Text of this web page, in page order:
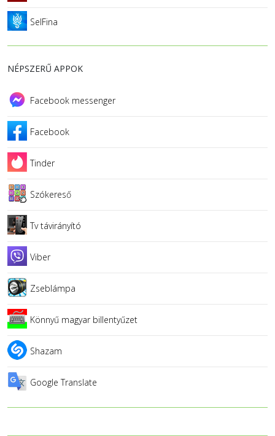
SelFina
NÉPSZERŰ APPOK
Facebook messenger
Facebook
Tinder
Szókereső
Tv távirányító
Viber
Zseblámpa
Könnyű magyar billentyűzet
Shazam
Google Translate